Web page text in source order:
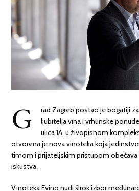
G
rad Zagreb postao je bogatiji
ljubitelja vina i vrhunske
ulica 1A, u živopisnom
otvorena je nova vinoteka koja
timom i prijateljskim pristupom obećava
iskustva.
Vinoteka Evino nudi širok izbor